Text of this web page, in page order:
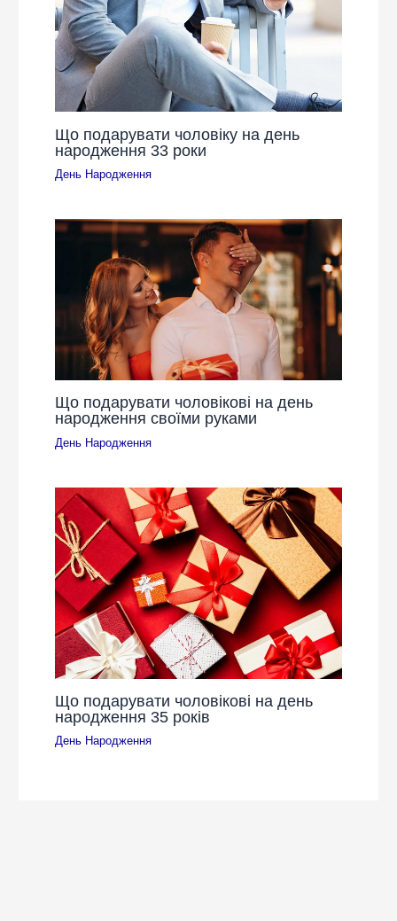
Що подарувати чоловіку на день
народження 33 роки
День Народження
Що подарувати чоловікові на день
народження своїми руками
День Народження
Що подарувати чоловікові на день
народження 35 років
День Народження